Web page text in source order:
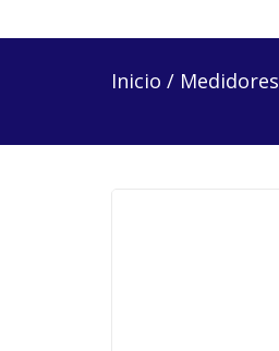
Inicio / Medidores